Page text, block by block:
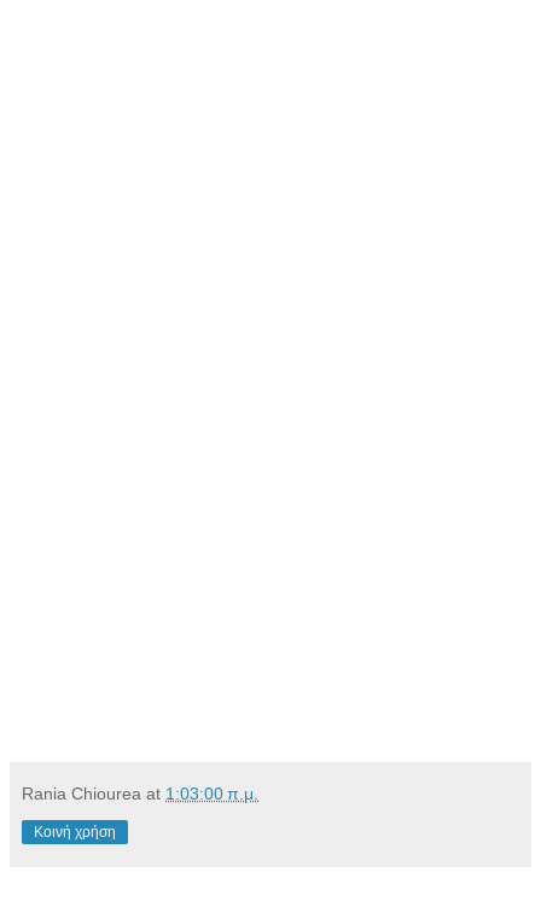
Rania Chiourea at 1:03:00 π.μ.
Κοινή χρήση